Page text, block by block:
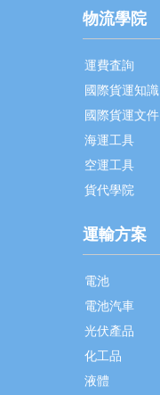
物流學院
運費査詢
國際貨運知識
國際貨運文件
海運工具
空運工具
貨代學院
運輸方案
電池
電池汽車
光伏產品
化工品
液體